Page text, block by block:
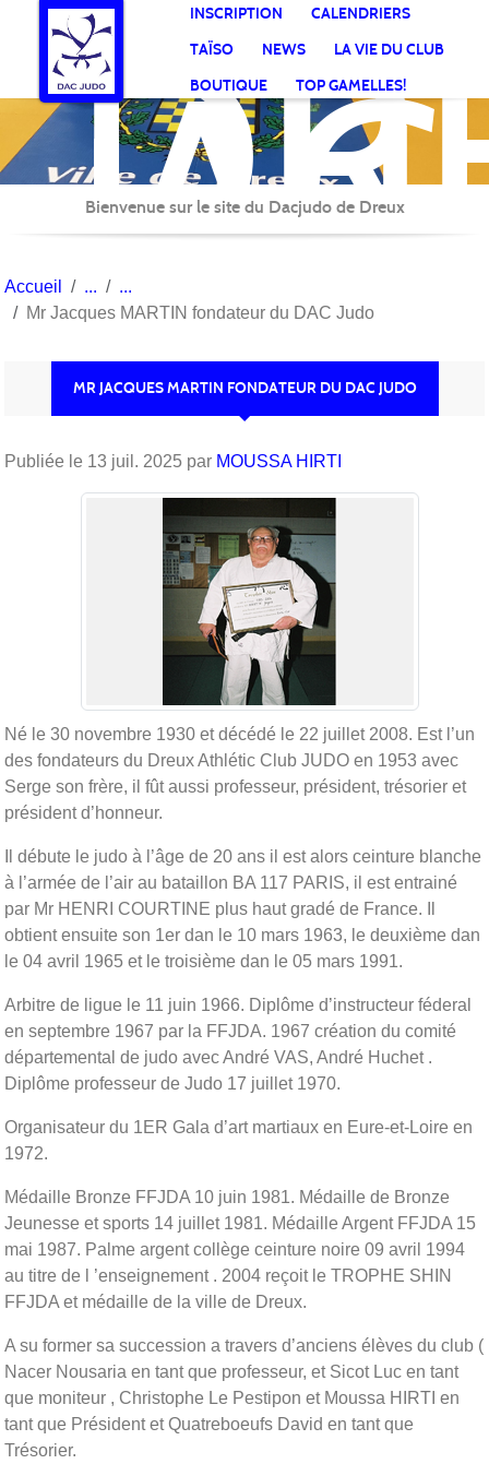
INSCRIPTION
CALENDRIERS
TAÏSO
NEWS
LA VIE DU CLUB
BOUTIQUE
TOP GAMELLES!
AC
Bienvenue sur le site du Dacjudo de Dreux
Accueil
Mr Jacques MARTIN fondateur du DAC Judo
MR JACQUES MARTIN FONDATEUR DU DAC JUDO
Publiée le 13 juil. 2025 par MOUSSA HIRTI
Né le 30 novembre 1930 et décédé le 22 juillet 2008. Est l’un
des fondateurs du Dreux Athlétic Club JUDO en 1953 avec
Serge son frère, il fût aussi professeur, président, trésorier et
président d’honneur.
Il débute le judo à l’âge de 20 ans il est alors ceinture blanche
à l’armée de l’air au bataillon BA 117 PARIS, il est entrainé
par Mr HENRI COURTINE plus haut gradé de France. Il
obtient ensuite son 1er dan le 10 mars 1963, le deuxième dan
le 04 avril 1965 et le troisième dan le 05 mars 1991.
Arbitre de ligue le 11 juin 1966. Diplôme d’instructeur féderal
en septembre 1967 par la FFJDA. 1967 création du comité
départemental de judo avec André VAS, André Huchet .
Diplôme professeur de Judo 17 juillet 1970.
Organisateur du 1ER Gala d’art martiaux en Eure-et-Loire en
1972.
Médaille Bronze FFJDA 10 juin 1981. Médaille de Bronze
Jeunesse et sports 14 juillet 1981. Médaille Argent FFJDA 15
mai 1987. Palme argent collège ceinture noire 09 avril 1994
au titre de l ’enseignement . 2004 reçoit le TROPHE SHIN
FFJDA et médaille de la ville de Dreux.
A su former sa succession a travers d’anciens élèves du club (
Nacer Nousaria en tant que professeur, et Sicot Luc en tant
que moniteur , Christophe Le Pestipon et Moussa HIRTI en
tant que Président et Quatreboeufs David en tant que
Trésorier.
Panneau de gestion des cookies